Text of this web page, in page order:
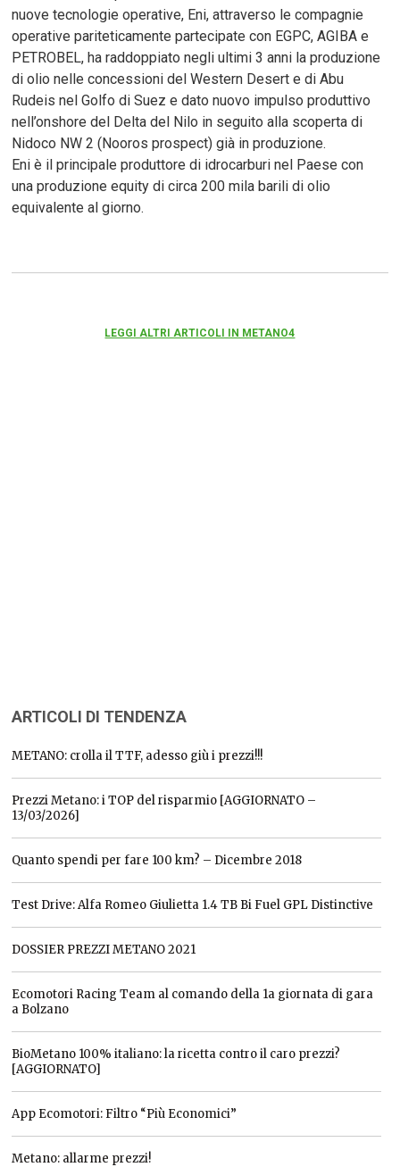
nuove tecnologie operative, Eni, attraverso le compagnie
operative pariteticamente partecipate con EGPC, AGIBA e
PETROBEL, ha raddoppiato negli ultimi 3 anni la produzione
di olio nelle concessioni del Western Desert e di Abu
Rudeis nel Golfo di Suez e dato nuovo impulso produttivo
nell’onshore del Delta del Nilo in seguito alla scoperta di
Nidoco NW 2 (Nooros prospect) già in produzione.
Eni è il principale produttore di idrocarburi nel Paese con
una produzione equity di circa 200 mila barili di olio
equivalente al giorno.
LEGGI ALTRI ARTICOLI IN METANO4
ARTICOLI DI TENDENZA
METANO: crolla il TTF, adesso giù i prezzi!!!
Prezzi Metano: i TOP del risparmio [AGGIORNATO –
13/03/2026]
Quanto spendi per fare 100 km? – Dicembre 2018
Test Drive: Alfa Romeo Giulietta 1.4 TB Bi Fuel GPL Distinctive
DOSSIER PREZZI METANO 2021
Ecomotori Racing Team al comando della 1a giornata di gara
a Bolzano
BioMetano 100% italiano: la ricetta contro il caro prezzi?
[AGGIORNATO]
App Ecomotori: Filtro “Più Economici”
Metano: allarme prezzi!